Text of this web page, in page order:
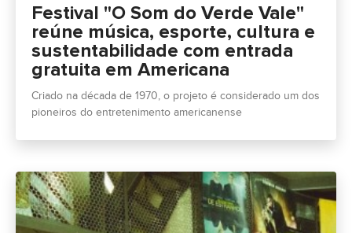
Festival "O Som do Verde Vale"
reúne música, esporte, cultura e
sustentabilidade com entrada
gratuita em Americana
Criado na década de 1970, o projeto é considerado um dos
pioneiros do entretenimento americanense